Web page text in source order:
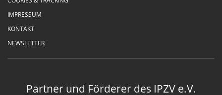
IMPRESSUM
KONTAKT
NEWSLETTER
Partner und Förderer des IPZV e.V.